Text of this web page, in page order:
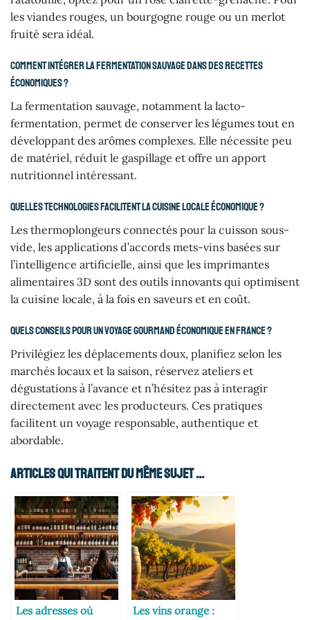
les viandes rouges, un bourgogne rouge ou un merlot
fruité sera idéal.
Comment intégrer la fermentation sauvage dans des recettes
économiques ?
La fermentation sauvage, notamment la lacto-
fermentation, permet de conserver les légumes tout en
développant des arômes complexes. Elle nécessite peu
de matériel, réduit le gaspillage et offre un apport
nutritionnel intéressant.
Quelles technologies facilitent la cuisine locale économique ?
Les thermoplongeurs connectés pour la cuisson sous-
vide, les applications d’accords mets-vins basées sur
l’intelligence artificielle, ainsi que les imprimantes
alimentaires 3D sont des outils innovants qui optimisent
la cuisine locale, à la fois en saveurs et en coût.
Quels conseils pour un voyage gourmand économique en France ?
Privilégiez les déplacements doux, planifiez selon les
marchés locaux et la saison, réservez ateliers et
dégustations à l’avance et n’hésitez pas à interagir
directement avec les producteurs. Ces pratiques
facilitent un voyage responsable, authentique et
abordable.
Articles Qui Traitent Du Même Sujet ...
Les adresses où
Les vins orange :